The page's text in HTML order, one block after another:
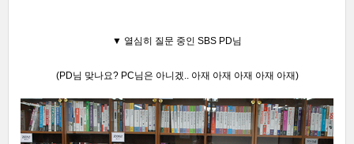
▼ 열심히 질문 중인 SBS PD님
(PD님 맞나요? PC님은 아니겠.. 아재 아재 아재 아재 아재)